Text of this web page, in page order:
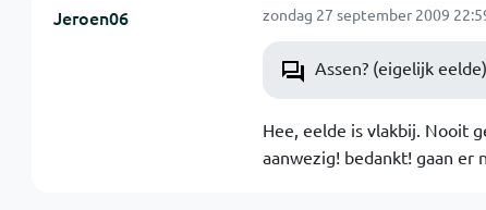
Jeroen06 zondag 27 september 2009
Assen? (eigelijk
Hee, eelde is vlakbij. Nooit
aanwezig! bedankt! gaan er